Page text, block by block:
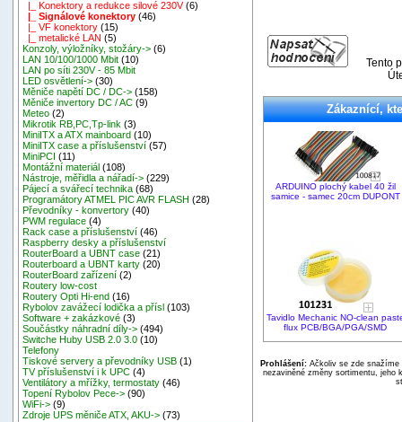
|_ Konektory a redukce silové 230V(6)
|_ Signálové konektory (46)
|_ VF konektory (15)
|_ metalické LAN (5)
Konzoly, výložníky, stožáry-> (6)
LAN 10/100/1000 Mbit (10)
LAN po síti 230V - 85 Mbit
LED osvětlení-> (30)
Měniče napětí DC / DC-> (158)
Měniče invertory DC / AC (9)
Meteo (2)
Mikrotik RB,PC,Tp-link (3)
MiniITX a ATX mainboard (10)
MiniITX case a příslušenství (57)
MiniPCI (11)
Montážní materiál (108)
Nástroje, měřidla a nářadí-> (229)
Pájecí a svářecí technika (68)
Programátory ATMEL PIC AVR FLASH (28)
Převodníky - konvertory (40)
PWM regulace (4)
Rack case a příslušenství (46)
Raspberry desky a příslušenství
RouterBoard a UBNT case (21)
Routerboard a UBNT karty (20)
RouterBoard zařízení (2)
Routery low-cost
Routery Opti Hi-end (16)
Rybolov zavážecí lodička a přísl (103)
Software + zakázkové (3)
Součástky náhradní díly-> (494)
Switche Huby USB 2.0 3.0 (10)
Telefony
Tiskové servery a převodníky USB (1)
TV příslušenství i k UPC (4)
Ventilátory a mřížky, termostaty (46)
Topení Rybolov Pece-> (90)
WiFi-> (9)
Zdroje UPS měniče ATX, AKU-> (73)
Tento
Zákaznící,
ARDUINO plochý kabel 40 žil
samice - samec 20cm DUPONT
Tavidlo Mechanic NO-clean
flux PCB/BGA/PGA/SMD
Prohlášení:Ačkoliv se zde snažíme
nezaviněné změny sortimentu, jeho